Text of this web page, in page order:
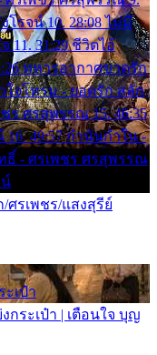
โรจน์ 10. 28:08 ไม่มี
11. 31:29 ชีวิตไอ้
ทหารอากาศขาดรัก
ใจโทรม - ยอดรัก สลัก
ร ศรสุพรรณ 15. 46:35
49:57 กำนันกำใน -
ธิ์ - ศรเพชร ศรสุพรรณ
น์
ศรเพชร/แสงสุรีย์
ะเป๋า
กระเป๋า | เตือนใจ บุญ